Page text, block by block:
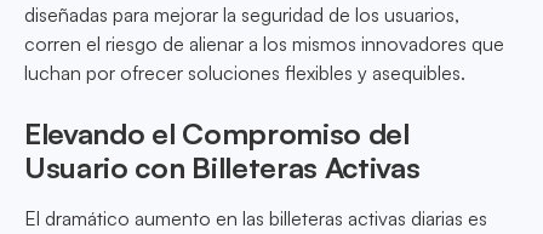
diseñadas para mejorar la seguridad de los usuarios,
corren el riesgo de alienar a los mismos innovadores que
luchan por ofrecer soluciones flexibles y asequibles.
Elevando el Compromiso del
Usuario con Billeteras Activas
El dramático aumento en las billeteras activas diarias es